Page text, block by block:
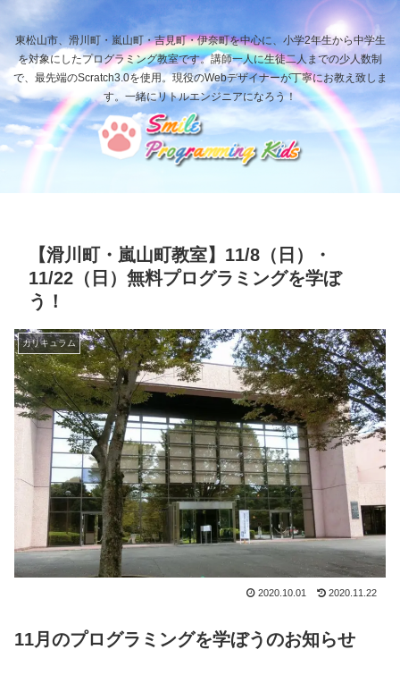
東松山市、滑川町・嵐山町・吉見町・伊奈町を中心に、小学2年生から中学生
を対象にしたプログラミング教室です。講師一人に生徒二人までの少人数制
で、最先端のScratch3.0を使用。現役のWebデザイナーが丁寧にお教え致しま
す。一緒にリトルエンジニアになろう！
【滑川町・嵐山町教室】11/8（日）・
11/22（日）無料プログラミングを学ぼ
う！
カリキュラム
2020.10.01 2020.11.22
11月のプログラミングを学ぼうのお知らせ